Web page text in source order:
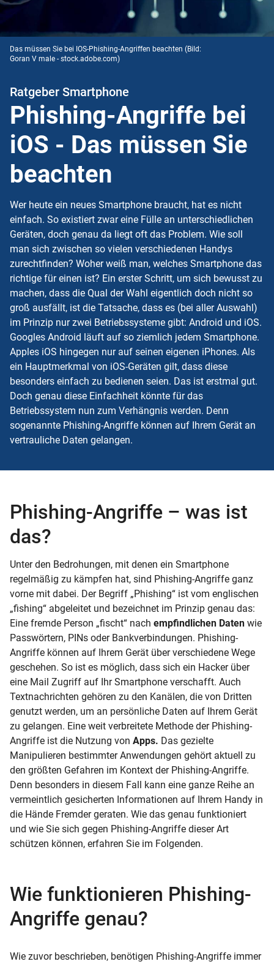
Das müssen Sie bei IOS-Phishing-Angriffen beachten (Bild:
Goran V male - stock.adobe.com)
Ratgeber Smartphone
Phishing-Angriffe bei
iOS - Das müssen Sie
beachten
Wer heute ein neues Smartphone braucht, hat es nicht
einfach. So existiert zwar eine Fülle an unterschiedlichen
Geräten, doch genau da liegt oft das Problem. Wie soll
man sich zwischen so vielen verschiedenen Handys
zurechtfinden? Woher weiß man, welches Smartphone das
richtige für einen ist? Ein erster Schritt, um sich bewusst zu
machen, dass die Qual der Wahl eigentlich doch nicht so
groß ausfällt, ist die Tatsache, dass es (bei aller Auswahl)
im Prinzip nur zwei Betriebssysteme gibt: Android und iOS.
Googles Android läuft auf so ziemlich jedem Smartphone.
Apples iOS hingegen nur auf seinen eigenen iPhones. Als
ein Hauptmerkmal von iOS-Geräten gilt, dass diese
besonders einfach zu bedienen seien. Das ist erstmal gut.
Doch genau diese Einfachheit könnte für das
Betriebssystem nun zum Verhängnis werden. Denn
sogenannte Phishing-Angriffe können auf Ihrem Gerät an
vertrauliche Daten gelangen.
Phishing-Angriffe – was ist
das?
Unter den Bedrohungen, mit denen ein Smartphone
regelmäßig zu kämpfen hat, sind Phishing-Angriffe ganz
vorne mit dabei. Der Begriff „Phishing“ ist vom englischen
„fishing“ abgeleitet und bezeichnet im Prinzip genau das:
Eine fremde Person „fischt“ nach empfindlichen Daten wie
Passwörtern, PINs oder Bankverbindungen. Phishing-
Angriffe können auf Ihrem Gerät über verschiedene Wege
geschehen. So ist es möglich, dass sich ein Hacker über
eine Mail Zugriff auf Ihr Smartphone verschafft. Auch
Textnachrichten gehören zu den Kanälen, die von Dritten
genutzt werden, um an persönliche Daten auf Ihrem Gerät
zu gelangen. Eine weit verbreitete Methode der Phishing-
Angriffe ist die Nutzung von Apps. Das gezielte
Manipulieren bestimmter Anwendungen gehört aktuell zu
den größten Gefahren im Kontext der Phishing-Angriffe.
Denn besonders in diesem Fall kann eine ganze Reihe an
vermeintlich gesicherten Informationen auf Ihrem Handy in
die Hände Fremder geraten. Wie das genau funktioniert
und wie Sie sich gegen Phishing-Angriffe dieser Art
schützen können, erfahren Sie im Folgenden.
Wie funktionieren Phishing-
Angriffe genau?
Wie zuvor beschrieben, benötigen Phishing-Angriffe immer